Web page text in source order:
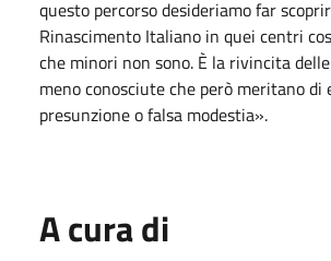
questo percorso desideriamo far
Rinascimento Italiano in quei centri
che minori non sono. È la rivincita
meno conosciute che però meritano di
presunzione o falsa modestia».
A cura di